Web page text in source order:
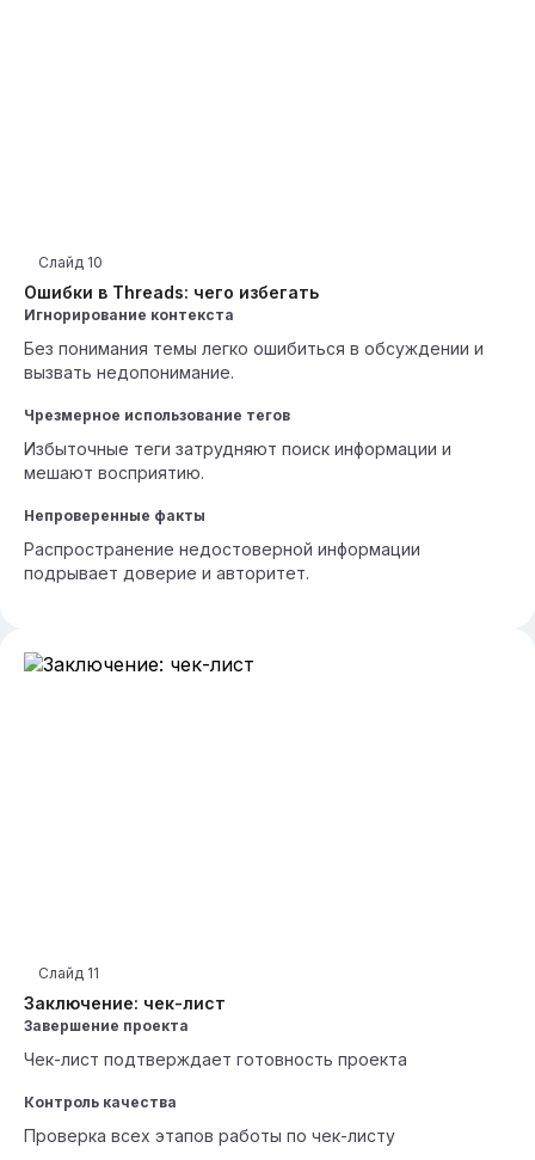
Ошибки в Threads: чего избегать
Слайд 10
Игнорирование контекста
Без понимания темы легко ошибиться в обсуждении и
вызвать недопонимание.
Чрезмерное использование тегов
Избыточные теги затрудняют поиск информации и
мешают восприятию.
Непроверенные факты
Распространение недостоверной информации
подрывает доверие и авторитет.
Заключение: чек-лист
Слайд 11
Завершение проекта
Чек-лист подтверждает готовность проекта
Контроль качества
Проверка всех этапов работы по чек-листу